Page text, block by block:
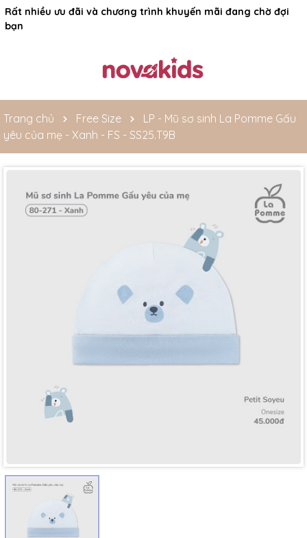
Rất nhiều ưu đãi và chương trình khuyến mãi đang chờ đợi
bạn
Trang chủ Free Size
LP - Mũ sơ sinh La Pomme Gấu
yêu của mẹ - Xanh - FS - SS25.T9B
Ngày hết hạn:
Điều kiện: